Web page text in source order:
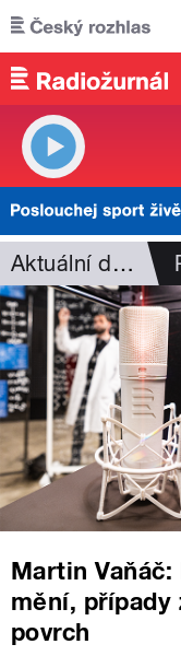
Přejít k hlavnímu
Aktuální dění
Martin
mění, případy
povrch